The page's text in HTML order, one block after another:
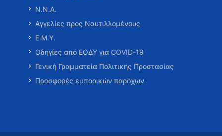
Ν.Ν.Α.
Αγγελίες προς Ναυτιλλομένους
Ε.Μ.Υ.
Οδηγίες από ΕΟΔΥ για COVID-19
Γενική Γραμματεία Πολιτικής Προστασίας
Προσφορές εμπορικών παρόχων